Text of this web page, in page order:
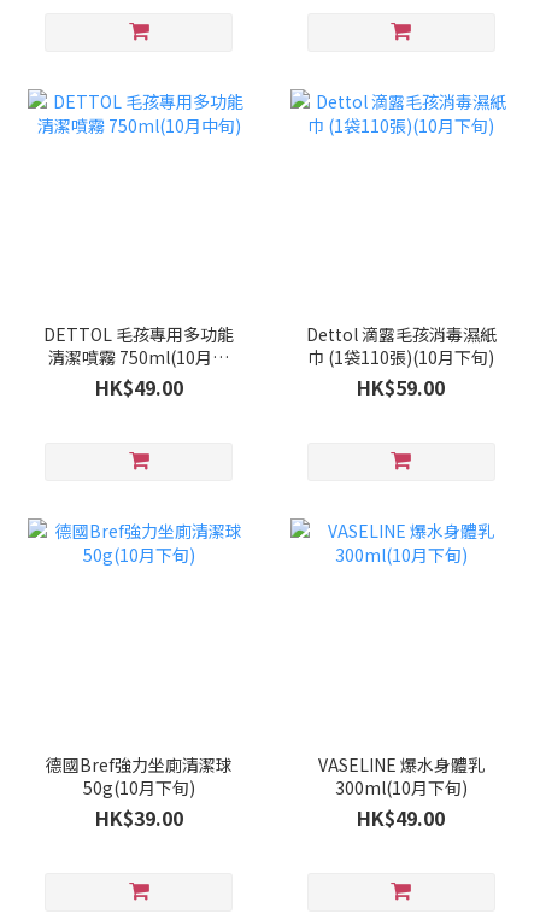
DETTOL 毛孩專用多功能
清潔噴霧 750ml(10月中
旬)
HK$49.00
Dettol 滴露毛孩消毒濕紙
巾 (1袋110張)(10月下旬)
HK$59.00
德國Bref強力坐廁清潔球
50g(10月下旬)
HK$39.00
VASELINE 爆水身體乳
300ml(10月下旬)
HK$49.00